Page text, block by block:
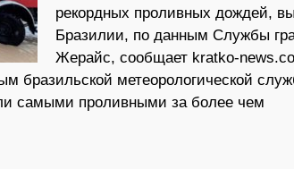
рекордных проливных дождей,
Бразилии, по данным Службы
Жерайс, сообщает kratko-
бразильской метеорологической
самыми проливными за более чем